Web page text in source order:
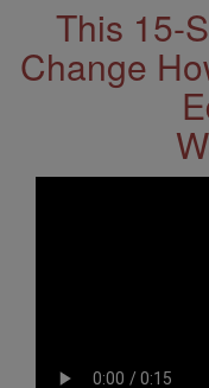
This 15-
Change